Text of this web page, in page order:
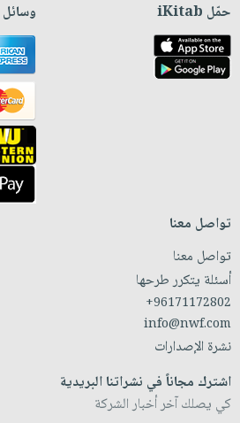
حمّل iKitab وسائل
تواصل معنا
تواصل معنا
أسئلة يتكرر طرحها
+96171172802
info@nwf.com
نشرة الإصدارات
اشترك مجاناً في نشراتنا البريدية
كي يصلك آخر أخبار الشركة